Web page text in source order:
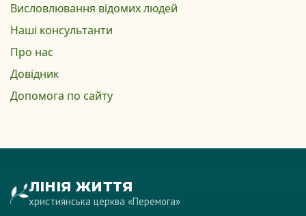
Висловлювання відомих людей
Наші консультанти
Про нас
Довідник
Допомога по сайту
ЛІНІЯ ЖИТТЯ
християнська церква «Перемога»